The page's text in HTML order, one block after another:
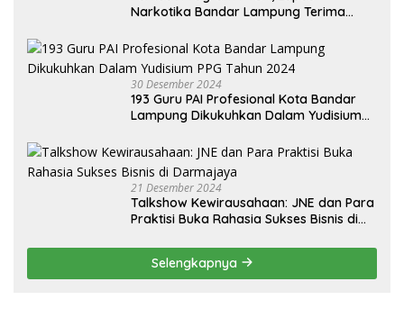
Narkotika Bandar Lampung Terima
Selatan
30 Desember 2024
193 Guru PAI Profesional Kota Bandar
Lampung Dikukuhkan Dalam Yudisium
21 Desember 2024
Talkshow Kewirausahaan: JNE dan Para
Praktisi Buka Rahasia Sukses Bisnis di
Selengkapnya